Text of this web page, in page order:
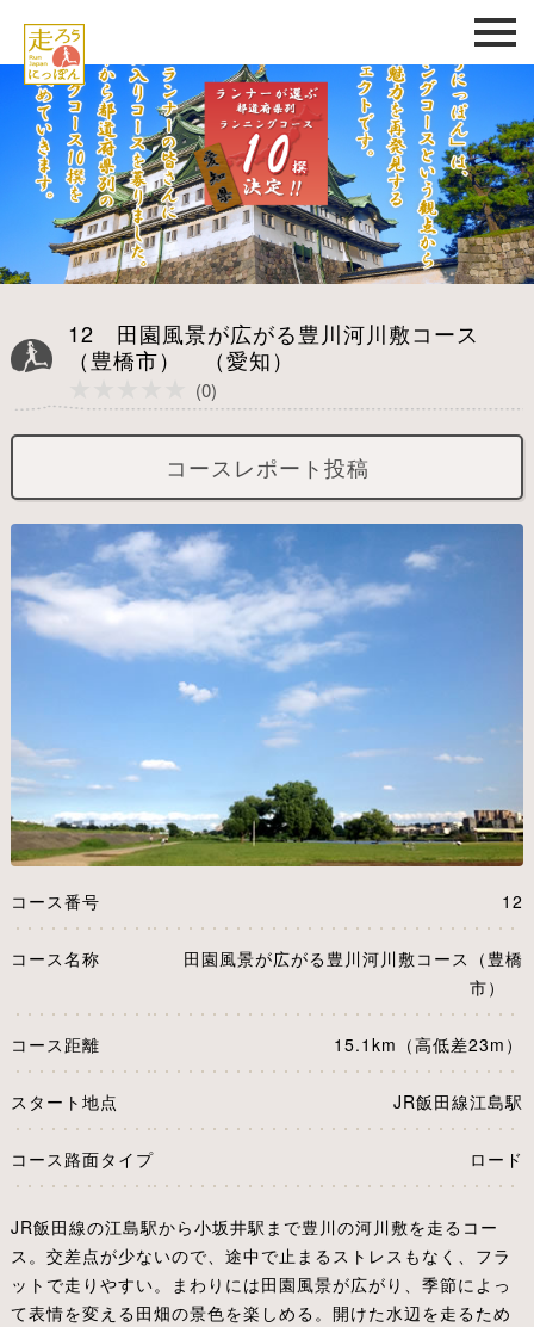
12 田園風景が広がる豊川河川敷コース
（豊橋市） （愛知）
(0)
コースレポート投稿
コース番号 12
コース名称
田園風景が広がる豊川河川敷コース（豊橋
市）
コース距離 15.1km（高低差23m）
スタート地点 JR飯田線江島駅
コース路面タイプ ロード
JR飯田線の江島駅から小坂井駅まで豊川の河川敷を走るコー
ス。交差点が少ないので、途中で止まるストレスもなく、フラ
ットで走りやすい。まわりには田園風景が広がり、季節によっ
て表情を変える田畑の景色を楽しめる。開けた水辺を走るため